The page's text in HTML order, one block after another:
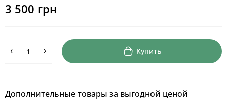
3 500 грн
Купить
Дополнительные товары за выгодной ценой